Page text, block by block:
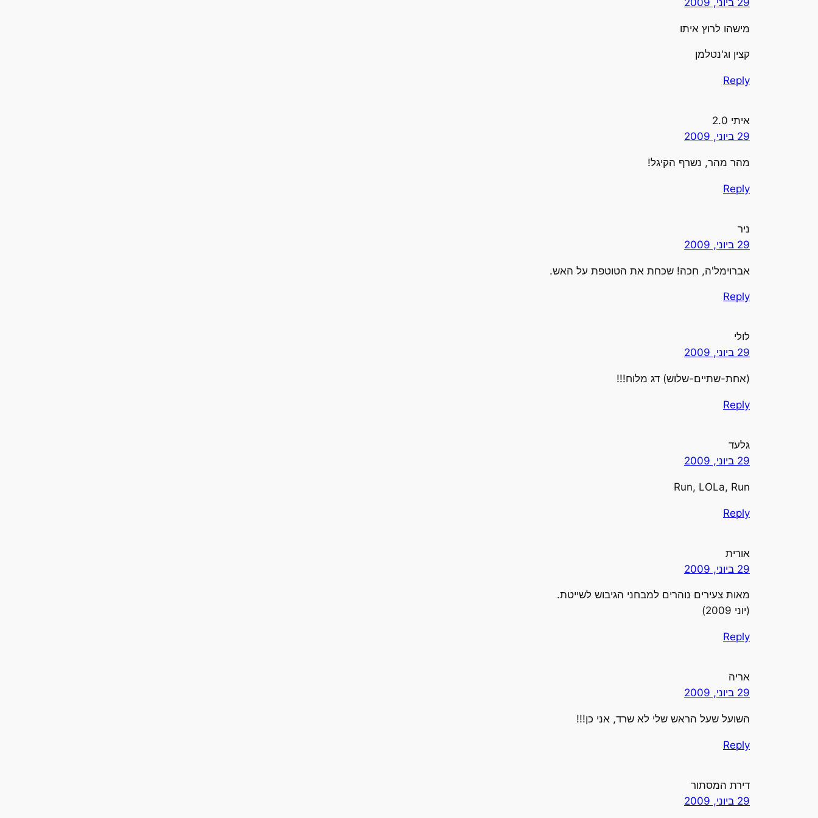
מישהו לרוץ איתו
קצין וג'נטלמן
Reply
איתי 2.0
29 ביוני, 2009
מהר מהר, נשרף הקיגל!
Reply
ניר
29 ביוני, 2009
אברוימל'ה, חכה! שכחת את הטוטפת על האש.
Reply
לולי
29 ביוני, 2009
(אחת-שתיים-שלוש) דג מלוח!!!
Reply
גלעד
29 ביוני, 2009
Run, LOLa, Run
Reply
אורית
29 ביוני, 2009
מאות צעירים נוהרים למבחני הגיבוש לשייטת.
(יוני 2009)
Reply
אריה
29 ביוני, 2009
השועל שעל הראש שלי לא שרד, אני כן!!!
Reply
דירת המסתור
29 ביוני, 2009